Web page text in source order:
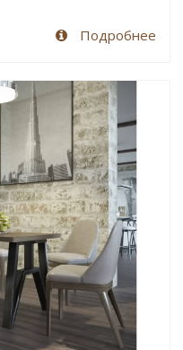
Подробнее